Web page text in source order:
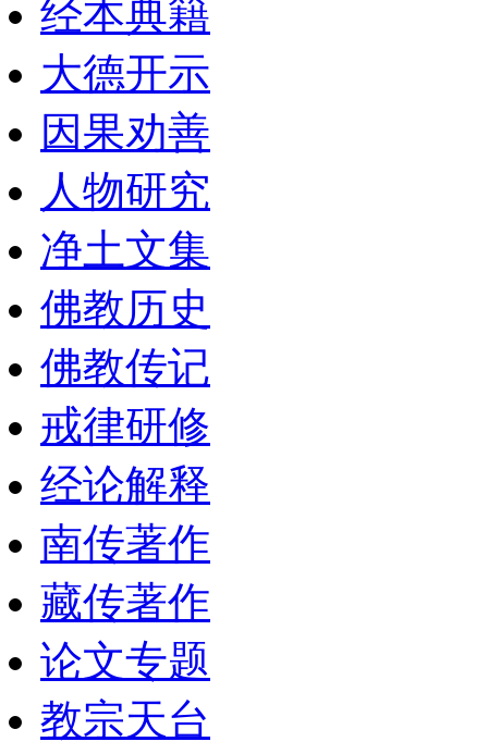
经本典籍
大德开示
因果劝善
人物研究
净土文集
佛教历史
佛教传记
戒律研修
经论解释
南传著作
藏传著作
论文专题
教宗天台